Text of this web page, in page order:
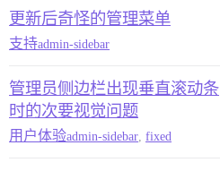
更新后奇怪的管理菜单
支持admin-sidebar
管理员侧边栏出现垂直滚动条
时的次要视觉问题
用户体验admin-sidebar fixed